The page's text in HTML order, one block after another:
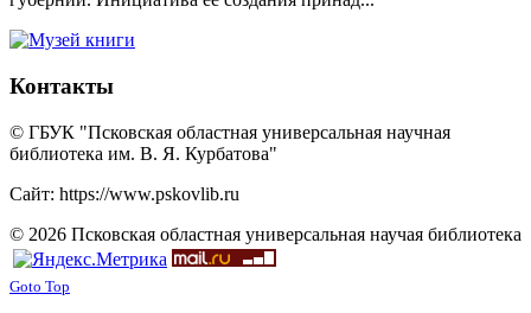
Контакты
© ГБУК "Псковская областная универсальная научная
библиотека им. В. Я. Курбатова"
Сайт: https://www.pskovlib.ru
© 2026 Псковская областная универсальная научая библиотека
Goto Top